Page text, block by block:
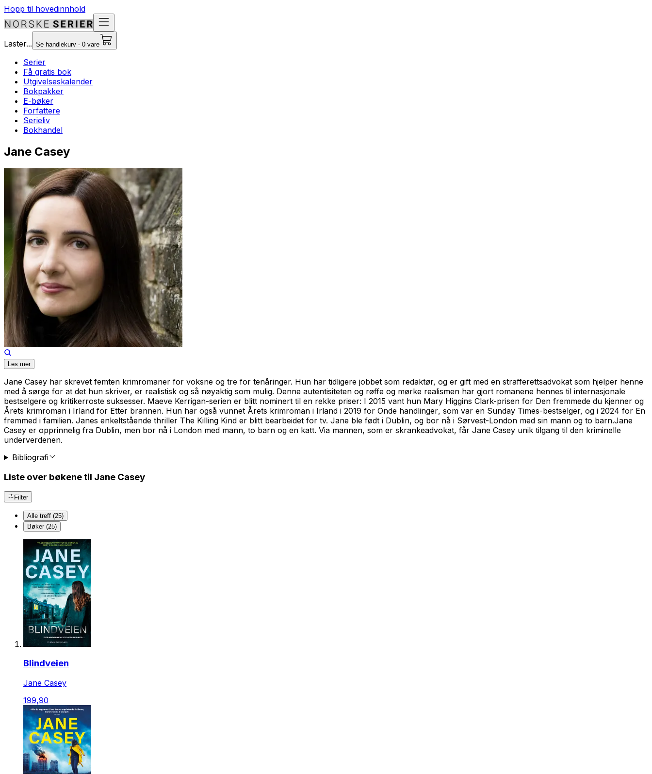
Hopp til hovedinnhold
Laster... Se handlekurv - 0 vare
Serier
Få gratis bok
Utgivelseskalender
Bokpakker
E-bøker
Forfattere
Serieliv
Bokhandel
Jane Casey
Les mer
Jane Casey har skrevet femten krimromaner for voksne og tre for tenåringer. Hun har tidligere jobbet som redaktør, og er gift med en strafferettsadvokat som hjelper henne
med å sørge for at det hun skriver, er realistisk og så nøyaktig som mulig. Denne autentisiteten og røffe og mørke realismen har gjort romanene hennes til internasjonale
bestselgere og kritikerroste suksesser. Maeve Kerrigan-serien er blitt nominert til en rekke priser: I 2015 vant hun Mary Higgins Clark-prisen for Den fremmede du kjenner og
Årets krimroman i Irland for Etter brannen. Hun har også vunnet Årets krimroman i Irland i 2019 for Onde handlinger, som var en Sunday Times-bestselger, og i 2024 for En
fremmed i familien. Janes enkeltstående thriller The Killing Kind er blitt bearbeidet for tv. Jane ble født i Dublin, og bor nå i Sørvest-London med sin mann og to barn.Jane
Casey er opprinnelig fra Dublin, men bor nå i London med mann, to barn og en katt. Via mannen, som er skrankeadvokat, får Jane Casey unik tilgang til den kriminelle
underverdenen.
Bibliografi
Liste over bøkene til Jane Casey
Filter
Alle treff (25)
Bøker (25)
Blindveien
Jane Casey
199,90